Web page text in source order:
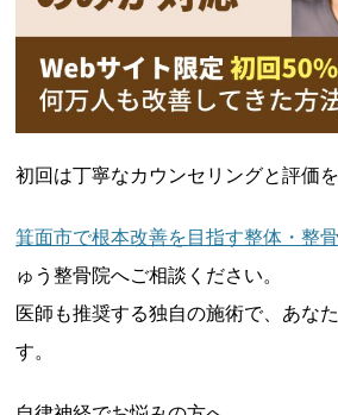
初回は丁寧なカウンセリングと評価を
箕面市で根本改善を目指す整体・整
ゅう整骨院へご相談ください。
医師も推奨する独自の施術で、あな
す。